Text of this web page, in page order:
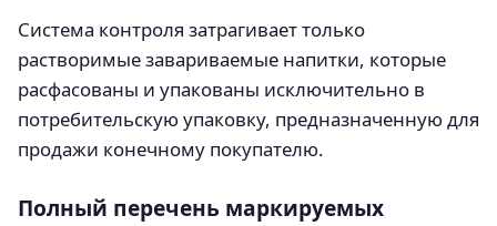
Система контроля затрагивает только
растворимые завариваемые напитки, которые
расфасованы и упакованы исключительно в
потребительскую упаковку, предназначенную для
продажи конечному покупателю.
Полный перечень маркируемых